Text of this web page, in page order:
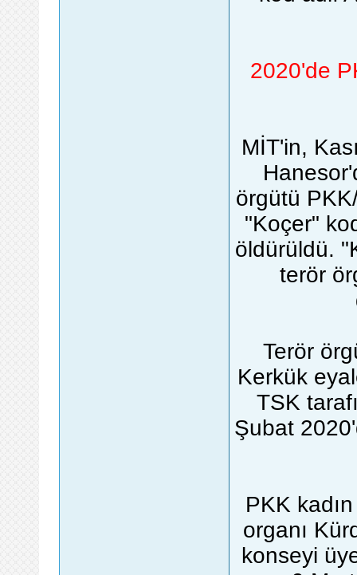
2020'de
MİT'in,
örgütü
"Koçer"
öldürüldü.
terör
Terör
Kerkük
TSK
Şubat
PKK
organı
konseyi